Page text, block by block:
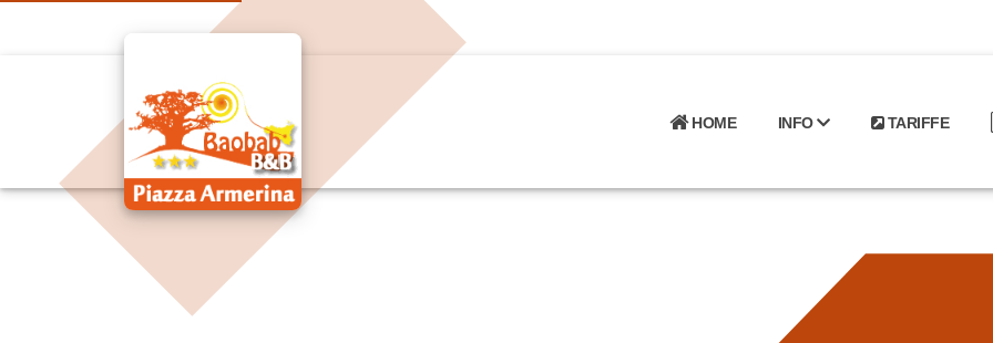
HOME INFO TARIFFE